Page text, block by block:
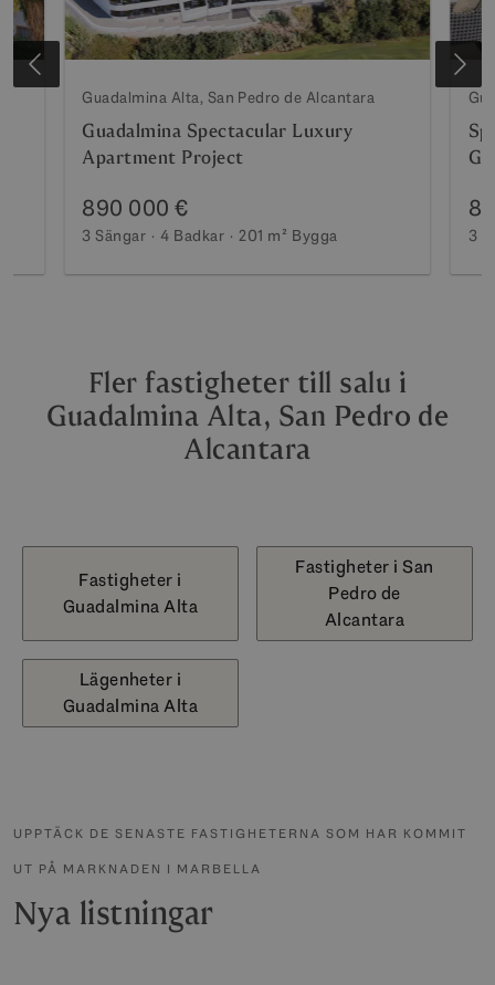
Guadalmina Alta, San Pedro de Alcantara
Guadalmina Spectacular Luxury
Apartment Project
890 000 €
3 Sängar 4 Badkar 201 m² Bygga 3
Fler fastigheter till salu i
Guadalmina Alta, San Pedro de
Alcantara
Fastigheter i
Guadalmina Alta
Fastigheter i San
Pedro de
Alcantara
Lägenheter i
Guadalmina Alta
UPPTÄCK DE SENASTE FASTIGHETERNA SOM HAR KOMMIT
UT PÅ MARKNADEN I MARBELLA
Nya listningar